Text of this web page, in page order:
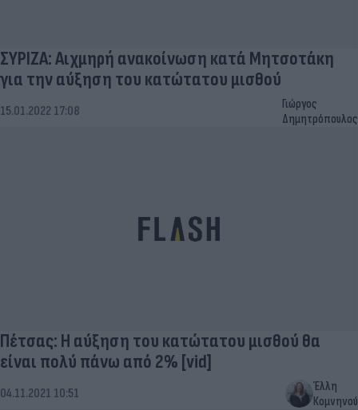
ΣΥΡΙΖΑ: Αιχμηρή ανακοίνωση κατά Μητσοτάκη
για την αύξηση του κατώτατου μισθού
15.01.2022 17:08
Γιώργος
Δημητρόπουλος
Πέτσας: Η αύξηση του κατώτατου μισθού θα
είναι πολύ πάνω από 2% [vid]
04.11.2021 10:51
Έλλη
Κομνηνού